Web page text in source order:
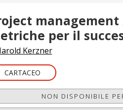
per il
Kerzner
CARTACEO
NON DISPONIBILE